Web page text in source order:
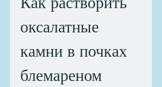
оксалатные
камни в почках
блемареном